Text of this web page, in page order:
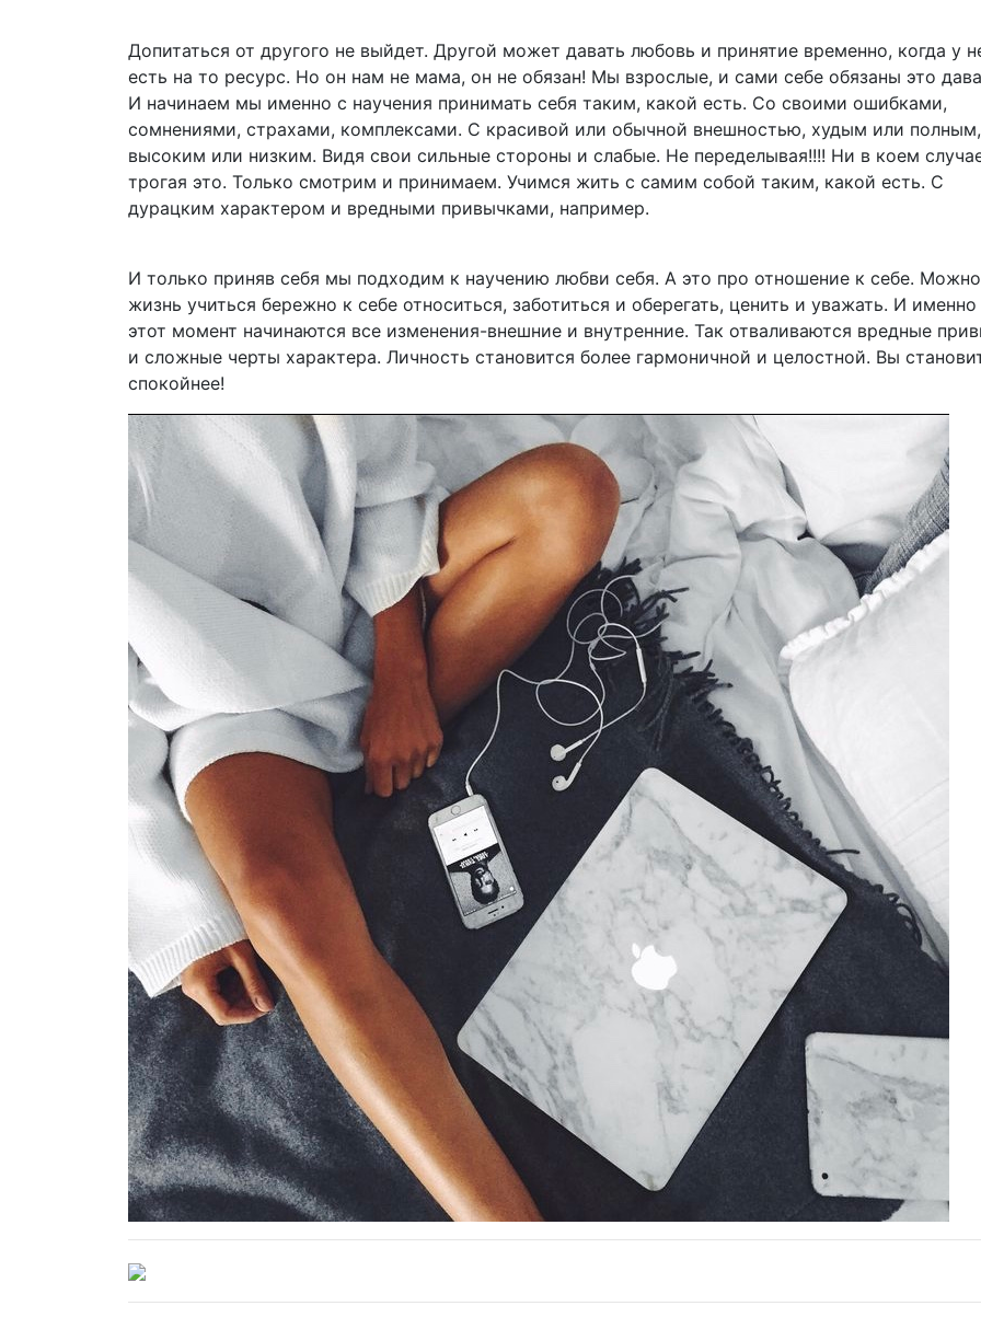
Допитаться от другого не выйдет. Другой может давать любовь и принятие временно, когда у
есть на то ресурс. Но он нам не мама, он не обязан! Мы взрослые, и сами себе обязаны это
И начинаем мы именно с научения принимать себя таким, какой есть. Со своими ошибками,
сомнениями, страхами, комплексами. С красивой или обычной внешностью, худым или полным,
высоким или низким. Видя свои сильные стороны и слабые. Не переделывая!!!! Ни в коем
трогая это. Только смотрим и принимаем. Учимся жить с самим собой таким, какой есть. С
дурацким характером и вредными привычками, например.
И только приняв себя мы подходим к научению любви себя. А это про отношение к себе.
жизнь учиться бережно к себе относиться, заботиться и оберегать, ценить и уважать. И именно
этот момент начинаются все изменения-внешние и внутренние. Так отваливаются вредные
и сложные черты характера. Личность становится более гармоничной и целостной. Вы
спокойнее!